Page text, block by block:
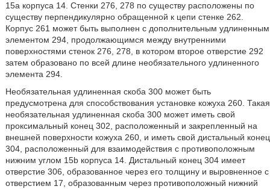
15а корпуса 14. Стенки 276, 278 по существу расположены по
существу перпендикулярно обращенной к цепи стенке 262.
Корпус 261 может быть выполнен с дополнительным удлиненным
элементом 294, продолжающимся между внутренними
поверхностями стенок 276, 278, в котором второе отверстие 292
затем образовано по всей длине необязательного удлиненного
элемента 294.
Необязательная удлиненная скоба 300 может быть
предусмотрена для способствования установке кожуха 260. Такая
необязательная удлиненная скоба 300 может иметь свой
проксимальный конец 302, расположенный и закрепленный на
внешней поверхности кожуха 260, и иметь свой дистальный конец
304, расположенный для взаимодействия с противоположным
нижним углом 15b корпуса 14. Дистальный конец 304 имеет
отверстие 306, образованное через его толщину и выровненное с
отверстием 17, образованным через противоположный нижний